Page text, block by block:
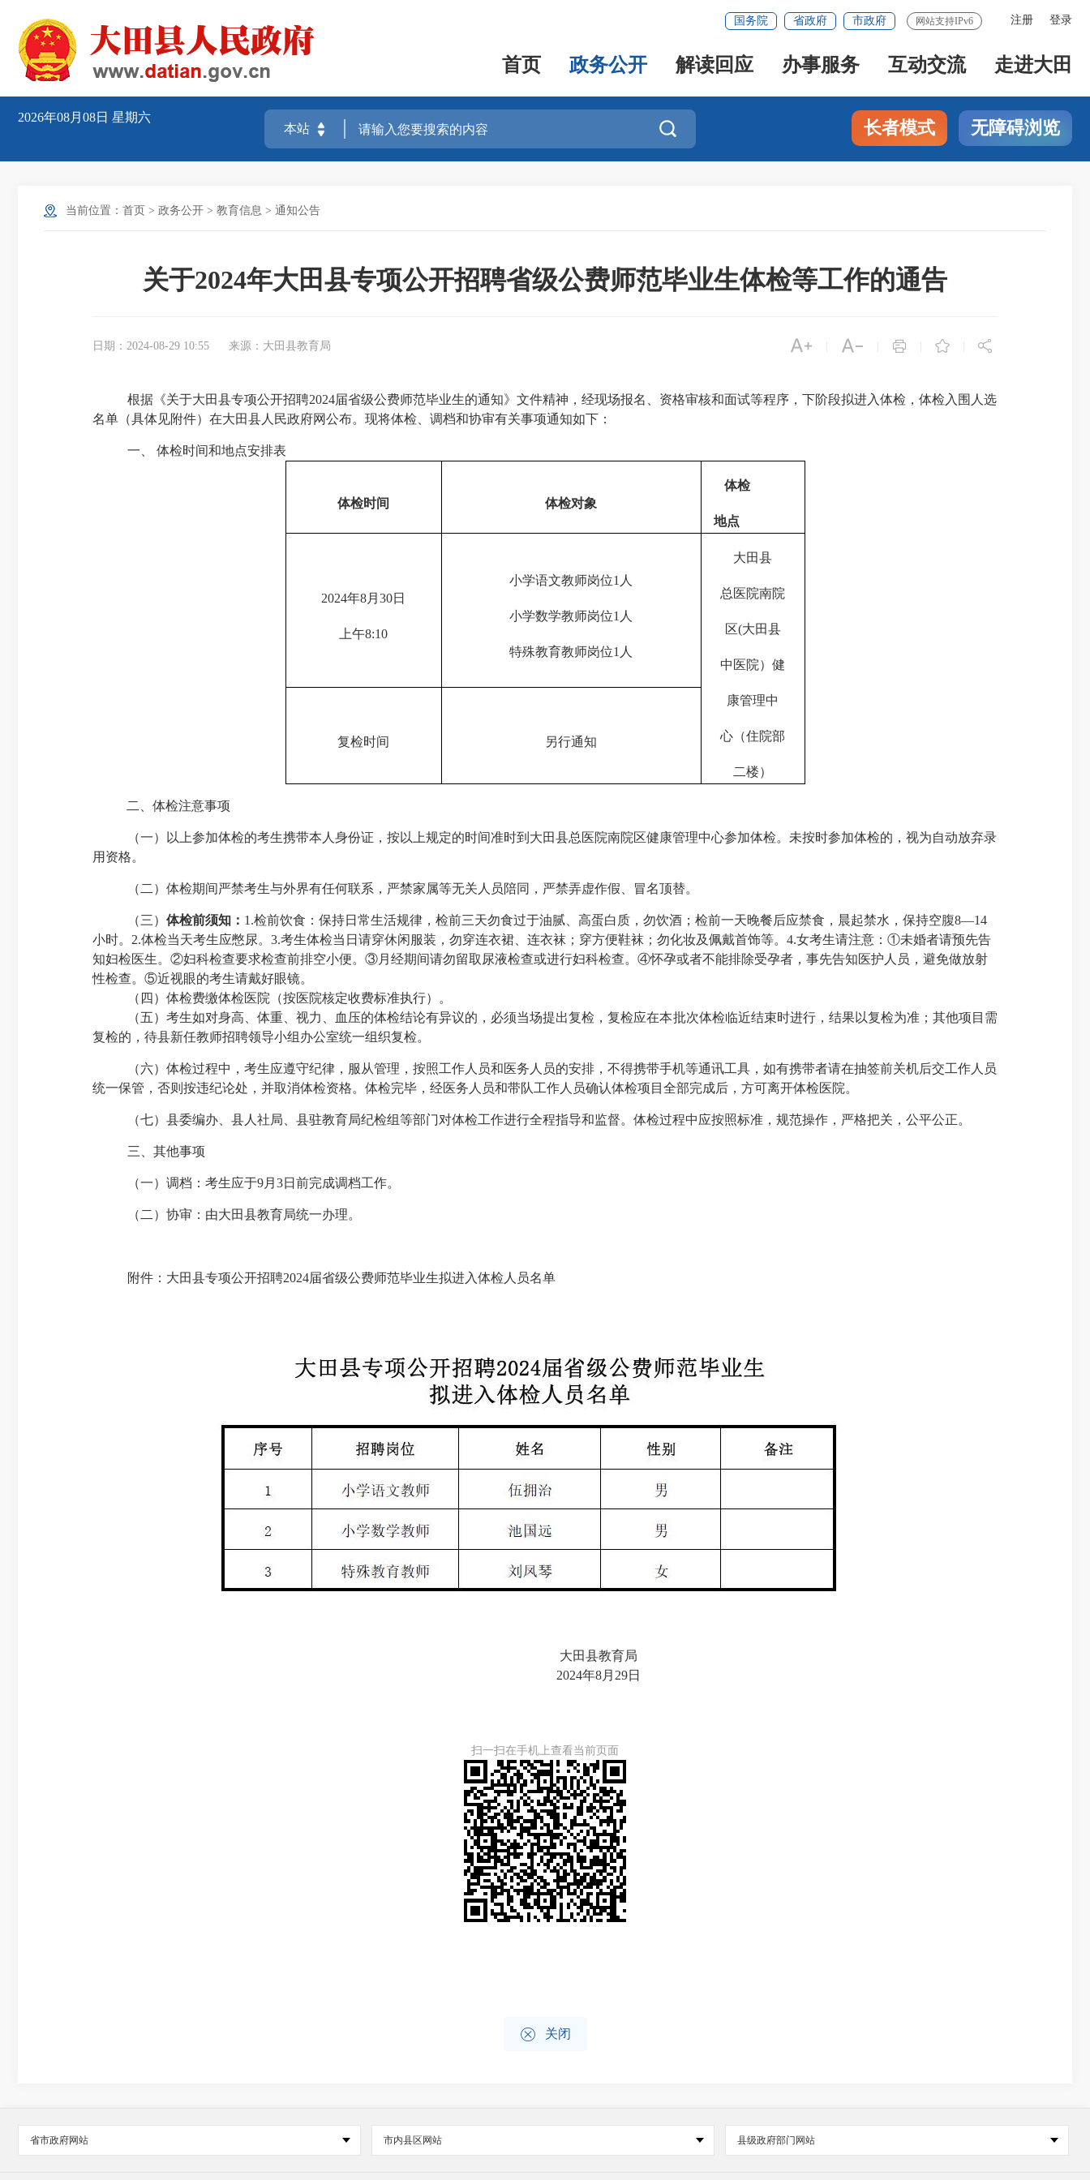
注册 登录
国务院 省政府 市政府 网站支持IPv6
首页 政务公开 解读回应 办事服务 互动交流 走进大田
2026年08月08日 星期六
 长者模式 无障碍浏览
当前位置： 首页 > 政务公开 > 教育信息 > 通知公告
关于2024年大田县专项公开招聘省级公费师范毕业生体检等工作的通告
日期：2024-08-29 10:55 来源：大田县教育局     
根据《关于大田县专项公开招聘2024届省级公费师范毕业生的通知》文件精神，经现场报名、资格审核和面试等程序，下阶段拟进入体检，体检入围人选
名单（具体见附件）在大田县人民政府网公布。 现将体检、调档和协审有关事项通知如下：
一、 体检时间和地点安排表
体检时间 体检对象
体检
地点
2024年8月 30日
上午8:10
小学语文教师岗位1 人
小学数学教师岗位1 人
特殊教育教师岗位1 人
大田县
总 医院南院
区(大田县
中医院）健
康管理中
心（住院部
二楼）
复检时间 另行通知
二、体检注意事项
（一）
以上参加体检的考生携带本人身份证，按以上规定的时间准时到大田县总医院南院区健康管理中心参加体检。未按时参加体检的，视为自动放弃录
用资格。
（二）体检期间严禁考生与外界有任何联系，严禁家属等无关人员陪同，严禁弄虚作假、冒名顶替。
（三） 体检前须知： 1.检前饮食：保持日常生活规律，检前三天勿食过于油腻、高蛋白质，勿饮酒；检前一天晚餐后应禁食，晨起禁水，保持空腹8—14
小时。 2.体检当天考生应憋尿。 3.考生体检当日请穿休闲服装，勿穿连衣裙、连衣袜；穿方便鞋袜；勿化妆及佩戴首饰等。 4.女考生请注意：①未婚者请预先告
知妇检医生。②妇科检查要求检查前排空小便。③月经期间请勿留取尿液检查或进行妇科检查。④怀孕或者不能排除受孕者，事先告知医护人员，避免做放射
性检查。⑤近视眼的考生请戴好眼镜。
（四）体检费缴体检医院（按医院核定收费标准执行）。
（五）考生如对身高、体重、视力、血压的体检结论有异议的，必须当场提出复检，复检应在本批次体检临近结束时进行，结果以复检为准；其他项目需
复检的，待县新任教师招聘领导小组办公室统一组织复检。
（六）体检过程中，考生应遵守纪律，服从管理，按照工作人员和医务人员的安排，不得携带手机等通讯工具，如有携带者请在抽签前关机后交工作人员
统一保管，否则按违纪论处，并取消体检资格。体检完毕，经医务人员和带队工作人员确认体检项目全部完成后，方可离开体检医院。
（七）县委编办、县人社局、县驻教育局纪检组等部门对体检工作进行全程指导和监督。体检过程中应按照标准，规范操作，严格把关，公平公正。
三、其他事项
（一）调档：考生应于9月 3日前完成调档工作。
（二）协审：由大田县教育局统一办理。
附件：大田县专项公开招聘2024届省级公费师范毕业生拟进入体检人员名单
大田县教育局
2024年8月 29日
扫一扫在手机上查看当前页面
 关闭
省市政府网站 市内县区网站 县级政府部门网站